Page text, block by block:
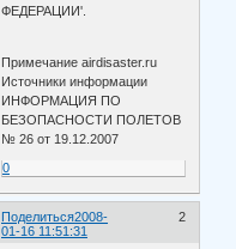
ФЕДЕРАЦИИ'.
Примечание airdisaster.ru
Источники информации
ИНФОРМАЦИЯ ПО
БЕЗОПАСНОСТИ ПОЛЕТОВ
№ 26 от 19.12.2007
0
Поделиться 2
2008-
01-16 11:51:31